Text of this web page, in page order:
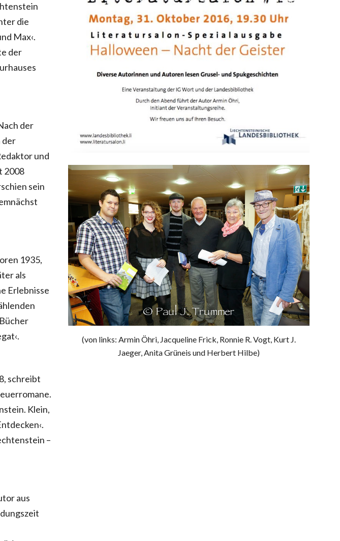
die
Max‹.
der
der
der
und
2008
sein
1935,
als
Erlebnisse
schreibt
Klein,
–
aus
(von links: Armin Öhri, Jacqueline Frick, Ronnie R. Vogt, Kurt J.
Jaeger, Anita Grüneis und Herbert Hilbe)